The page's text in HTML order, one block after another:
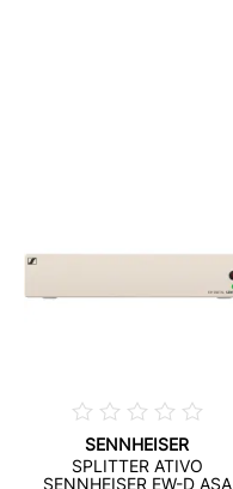
SENNHEISER
SPLITTER ATIVO
SENNHEISER EW-D ASA